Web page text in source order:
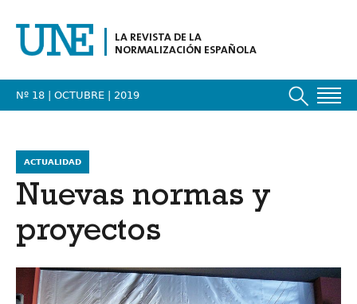
LA REVISTA DE LA
NORMALIZACIÓN ESPAÑOLA
Nº 18 | OCTUBRE | 2019
ACTUALIDAD
Nuevas normas y
proyectos